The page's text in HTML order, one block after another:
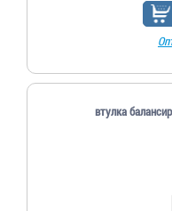
втулка